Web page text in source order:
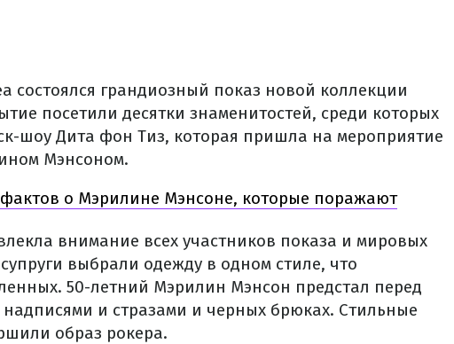
состоялся грандиозный показ новой коллекции
посетили десятки знаменитостей, среди которых
шоу Дита фон Тиз, которая пришла на мероприятие
Мэнсоном.
о Мэрилине Мэнсоне, которые поражают
внимание всех участников показа и мировых
выбрали одежду в одном стиле, что
50-летний Мэрилин Мэнсон предстал перед
и стразами и черных брюках. Стильные
образ рокера.